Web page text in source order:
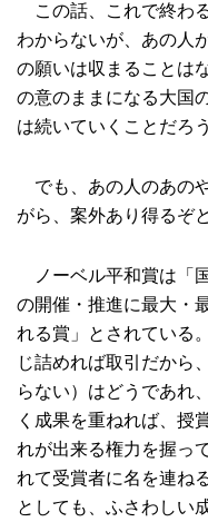
この話、これで終わ
わからないが、あの人
の願いは収まることは
の意のままになる大国
は続いていくことだろう
でも、あの人のあの
がら、案外あり得るぞ
ノーベル平和賞は「
の開催・推進に最大・
れる賞」とされている
じ詰めれば取引だから
らない）はどうであれ
く成果を重ねれば、授
れが出来る権力を握っ
れて受賞者に名を連ね
としても、ふさわしい